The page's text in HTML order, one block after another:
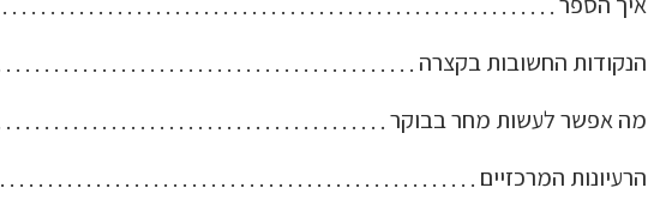
הנקודות החשובות בקצרה
מה אפשר לעשות מחר בבוקר
הרעיונות המרכזיים